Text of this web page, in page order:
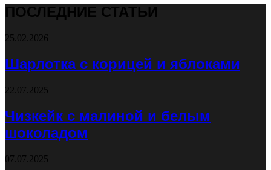
ПОСЛЕДНИЕ СТАТЬИ
25.02.2026
Шарлотка с корицей и яблоками
22.07.2025
Чизкейк с малиной и белым
шоколадом
07.07.2025